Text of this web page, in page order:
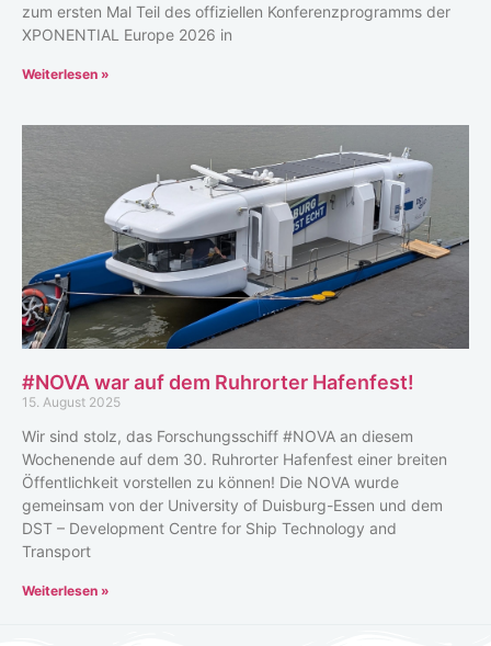
zum ersten Mal Teil des offiziellen Konferenzprogramms der
XPONENTIAL Europe 2026 in
Weiterlesen »
#NOVA war auf dem Ruhrorter Hafenfest!
15. August 2025
Wir sind stolz, das Forschungsschiff #NOVA an diesem
Wochenende auf dem 30. Ruhrorter Hafenfest einer breiten
Öffentlichkeit vorstellen zu können! Die NOVA wurde
gemeinsam von der University of Duisburg-Essen und dem
DST – Development Centre for Ship Technology and
Transport
Weiterlesen »